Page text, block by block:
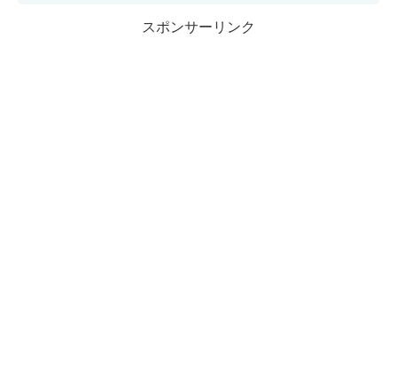
スポンサーリンク